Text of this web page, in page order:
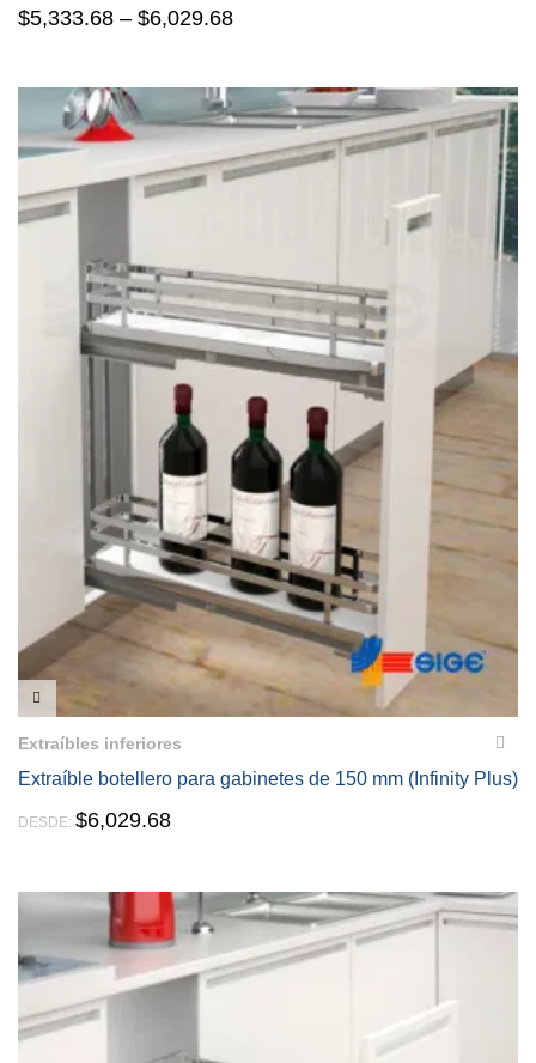
$5,333.68 – $6,029.68
VISTA RÁPIDA
Extraíbles inferiores
Extraíble botellero para gabinetes de 150 mm (Infinity Plus)
DESDE: $6,029.68